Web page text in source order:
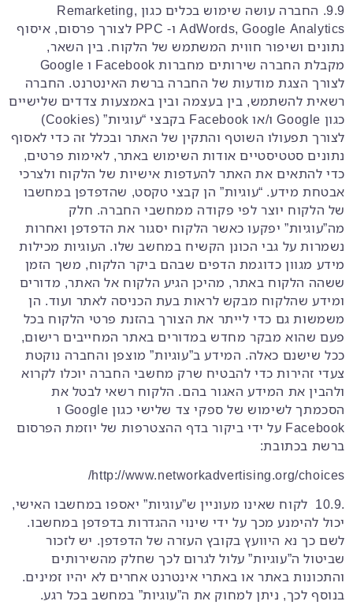
9.9. החברה עושה שימוש בכלים כגון Remarketing,
AdWords, Google Analytics ו- PPC לצורך פרסום, איסוף
נתונים ושיפור חווית המשתמש של הלקוח. בין השאר,
מקבלת החברה שירותים מחברות Facebook ו Google
לצורך הצגת מודעות של החברה ברשת האינטרנט. החברה
רשאית להשתמש, בין בעצמה ובין באמצעות צדדים שלישיים
כגון Google ו/או Facebook בקבצי “עוגיות” (Cookies)
לצורך תפעולו השוטף והתקין של האתר ובכלל זה כדי לאסוף
נתונים סטטיסטיים אודות השימוש באתר, לאימות פרטים,
כדי להתאים את האתר להעדפות אישיות של הלקוח ולצרכי
אבטחת מידע. “עוגיות” הן קבצי טקסט, שהדפדפן במחשבו
של הלקוח יוצר לפי פקודה ממחשבי החברה. חלק
מה”עוגיות” יפקעו כאשר הלקוח יסגור את הדפדפן ואחרות
נשמרות על גבי הכונן הקשיח במחשב שלו. העוגיות מכילות
מידע מגוון כדוגמת הדפים שבהם ביקר הלקוח, משך הזמן
ששהה הלקוח באתר, מהיכן הגיע הלקוח אל האתר, מדורים
ומידע שהלקוח מבקש לראות בעת הכניסה לאתר ועוד. הן
משמשות גם כדי לייתר את הצורך בהזנת פרטי הלקוח בכל
פעם שהוא מבקר מחדש במדורים באתר המחייבים רישום,
ככל שישנם כאלה. המידע ב”עוגיות” מוצפן והחברה נוקטת
צעדי זהירות כדי להבטיח שרק מחשבי החברה יוכלו לקרוא
ולהבין את המידע האגור בהם. הלקוח רשאי לבטל את
הסכמתך לשימוש של ספקי צד שלישי כגון Google ו
Facebook על ידי ביקור בדף ההצטרפות של יוזמת הפרסום
ברשת בכתובת:
http://www.networkadvertising.org/choices/
.10.9 לקוח שאינו מעוניין ש”עוגיות” יאספו במחשבו האישי,
יכול להימנע מכך על ידי שינוי ההגדרות בדפדפן במחשבו.
לשם כך נא היוועץ בקובץ העזרה של הדפדפן. יש לזכור
שביטול ה”עוגיות” עלול לגרום לכך שחלק מהשירותים
והתכונות באתר או באתרי אינטרנט אחרים לא יהיו זמינים.
בנוסף לכך, ניתן למחוק את ה”עוגיות” במחשב בכל רגע.